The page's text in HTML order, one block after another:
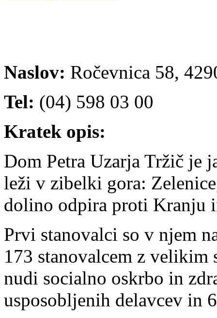
Naslov: Ročevnica 58,
Tel: (04) 598 03 00
Kratek opis:
Dom Petra Uzarja Tržič je
leži v zibelki gora:
dolino odpira proti Kranju
Prvi stanovalci so v njem
173 stanovalcem z
nudi socialno oskrbo in
usposobljenih delavcev in